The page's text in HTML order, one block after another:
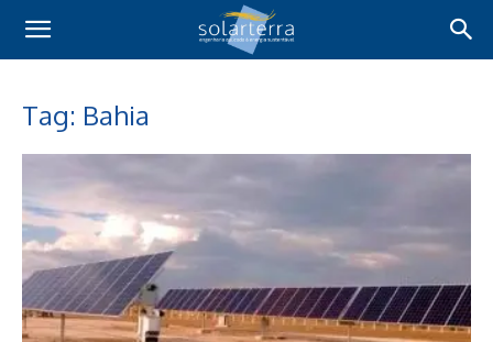
Tag: Bahia